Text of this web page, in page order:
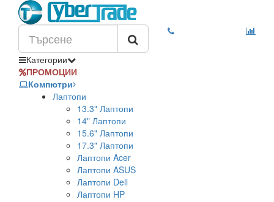
Категории
ПРОМОЦИИ
Компютри
Лаптопи
13.3" Лаптопи
14" Лаптопи
15.6" Лаптопи
17.3" Лаптопи
Лаптопи Acer
Лаптопи ASUS
Лаптопи Dell
Лаптопи HP